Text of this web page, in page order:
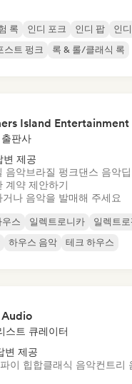
록 인디 포크 인디 팝
인
스트 펑크 록 & 롤/클래식 록
Island Entertainment
판사
변 제공
음악브라질 펑크댄스 음악
계약 제안하기
나 음악을 발매해 주세요
우스 일렉트로니카
일렉트
하우스 음악 테크 하우스
스트 큐레이터
변 제공
이 힙합클래식 음악컨트리